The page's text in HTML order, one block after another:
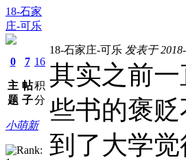
18-石家
庄-可乐
0
主
题
7
帖
子
16
积
分
小萌新
18-石家庄-可乐 发表于
其实之前
些书的褒贬
到了大学